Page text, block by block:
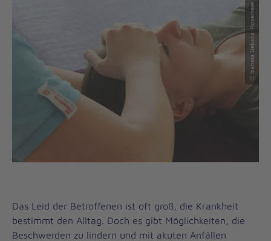
© Izabela Debska-Rosemeier
Das Leid der Betroffenen ist oft groß, die Krankheit
bestimmt den Alltag. Doch es gibt Möglichkeiten, die
Beschwerden zu lindern und mit akuten Anfällen